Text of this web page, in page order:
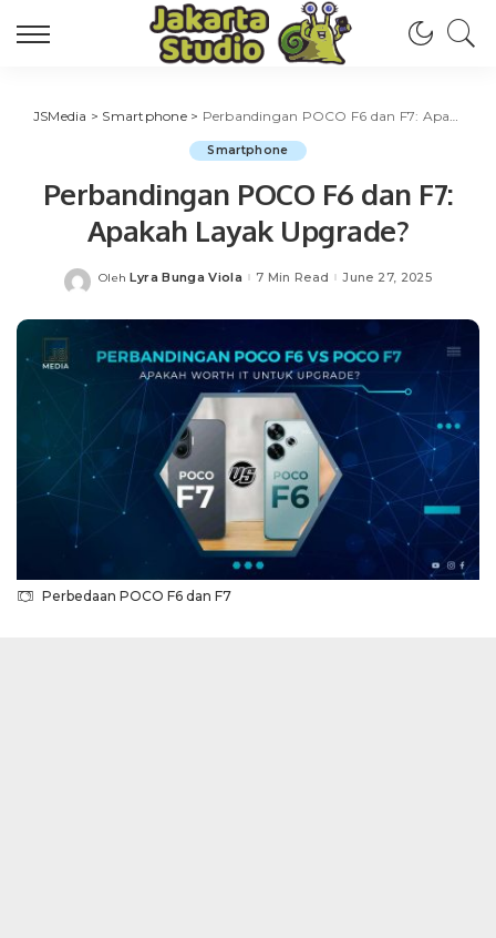
JSMedia > Smartphone> Perbandingan POCO F6 dan F7: Apakah Layak Upgrade?
Smartphone
Perbandingan POCO F6 dan F7:
Apakah Layak Upgrade?
Posted
Oleh Lyra Bunga Viola 7 Min Read June 27, 2025
Perbedaan POCO F6 dan F7